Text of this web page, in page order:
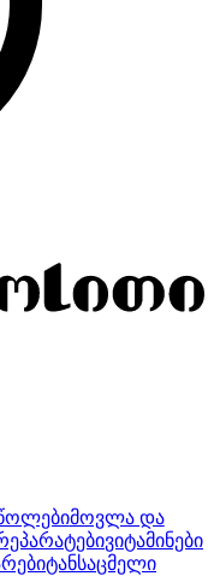
მოვლა და
ვიტამინები
ტანსაცმელი